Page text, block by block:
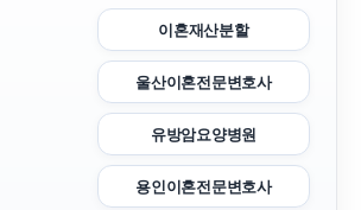
이혼재산분할
울산이혼전문변호사
유방암요양병원
용인이혼전문변호사